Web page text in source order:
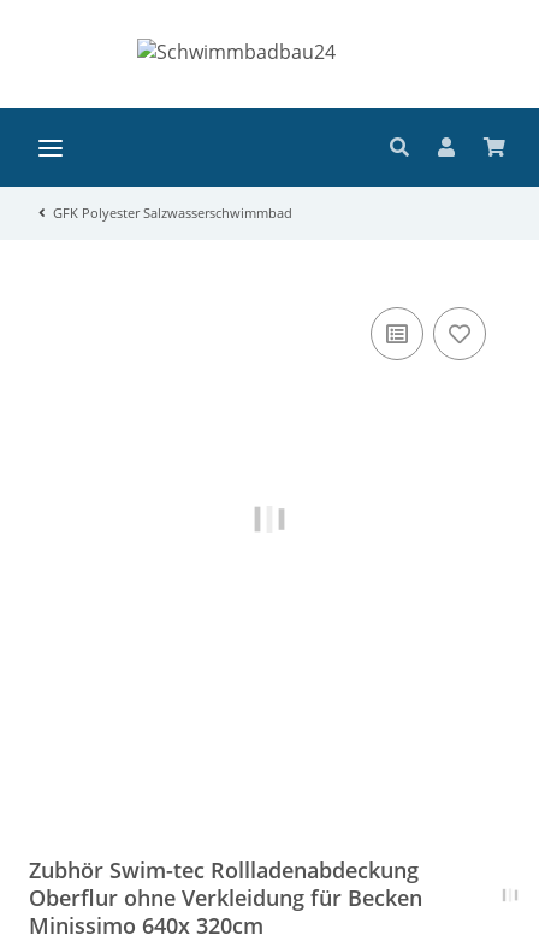
GFK Polyester Salzwasserschwimmbad
Zubhör Swim-tec Rollladenabdeckung
Oberflur ohne Verkleidung für Becken
Minissimo 640x 320cm